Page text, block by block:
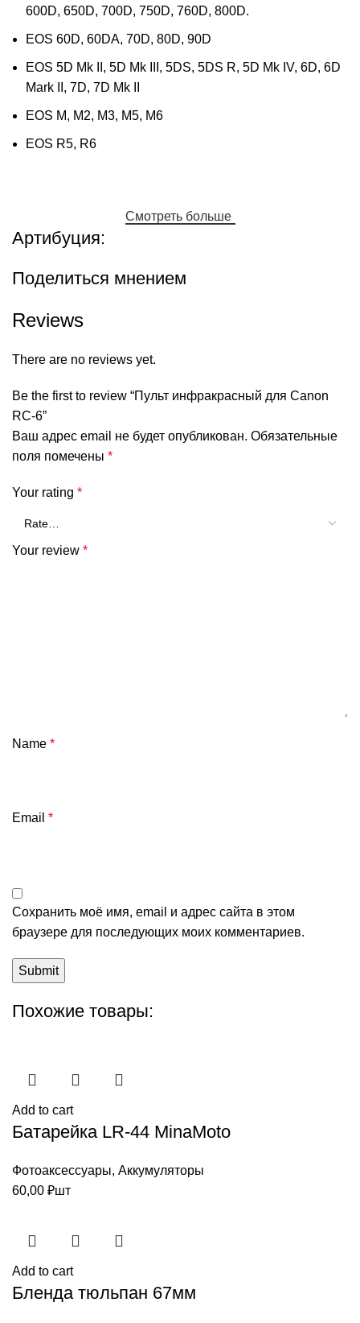
600D, 650D, 700D, 750D, 760D, 800D.
EOS 60D, 60DA, 70D, 80D, 90D
EOS 5D Mk II, 5D Mk III, 5DS, 5DS R, 5D Mk IV, 6D, 6D
Mark II, 7D, 7D Mk II
EOS M, M2, M3, M5, M6
EOS R5, R6
Смотреть больше
Артибуция:
Поделиться мнением
Reviews
There are no reviews yet.
Be the first to review “Пульт инфракрасный для Canon
RC-6”
Ваш адрес email не будет опубликован. Обязательные
поля помечены *
Your rating *
Your review *
Name *
Email *
Сохранить моё имя, email и адрес сайта в этом
браузере для последующих моих комментариев.
Похожие товары:
Add to cart
Батарейка LR-44 MinaMoto
Фотоаксессуары, Аккумуляторы
60,00 ₽шт
Add to cart
Бленда тюльпан 67мм